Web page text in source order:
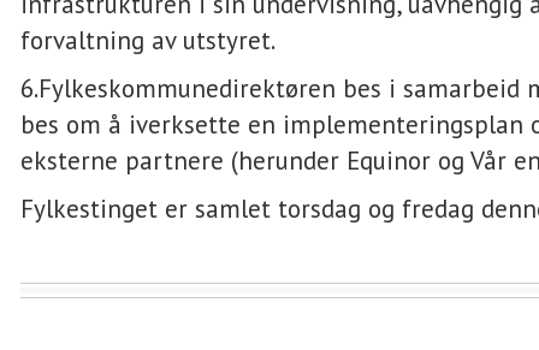
forvaltning av utstyret.
6.Fylkeskommunedirektøren bes i samarbeid
bes om å iverksette en implementeringsplan
eksterne partnere (herunder Equinor og Vår
Fylkestinget er samlet torsdag og fredag